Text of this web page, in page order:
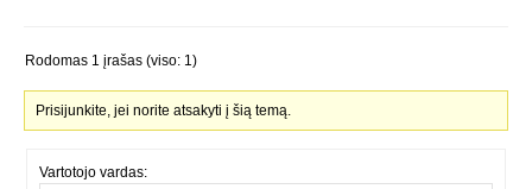
Rodomas 1 įrašas (viso: 1)
Prisijunkite, jei norite atsakyti į šią temą.
Vartotojo vardas: